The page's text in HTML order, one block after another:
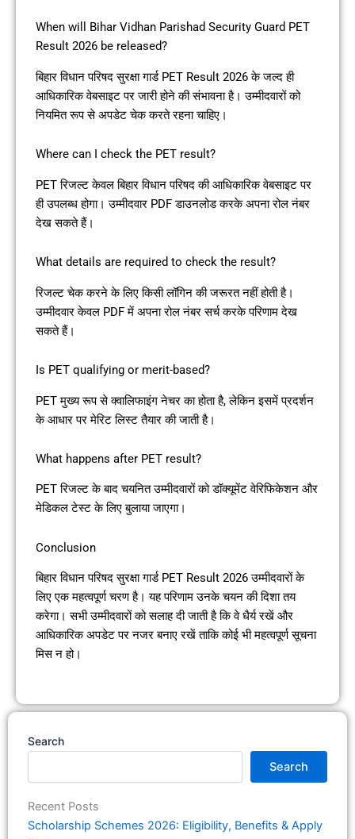
When will Bihar Vidhan Parishad Security Guard PET
Result 2026 be released?
बिहार विधान परिषद सुरक्षा गार्ड PET Result 2026 के जल्द ही
आधिकारिक वेबसाइट पर जारी होने की संभावना है। उम्मीदवारों को
नियमित रूप से अपडेट चेक करते रहना चाहिए।
Where can I check the PET result?
PET रिजल्ट केवल बिहार विधान परिषद की आधिकारिक वेबसाइट पर
ही उपलब्ध होगा। उम्मीदवार PDF डाउनलोड करके अपना रोल नंबर
देख सकते हैं।
What details are required to check the result?
रिजल्ट चेक करने के लिए किसी लॉगिन की जरूरत नहीं होती है।
उम्मीदवार केवल PDF में अपना रोल नंबर सर्च करके परिणाम देख
सकते हैं।
Is PET qualifying or merit-based?
PET मुख्य रूप से क्वालिफाइंग नेचर का होता है, लेकिन इसमें प्रदर्शन
के आधार पर मेरिट लिस्ट तैयार की जाती है।
What happens after PET result?
PET रिजल्ट के बाद चयनित उम्मीदवारों को डॉक्यूमेंट वेरिफिकेशन और
मेडिकल टेस्ट के लिए बुलाया जाएगा।
Conclusion
बिहार विधान परिषद सुरक्षा गार्ड PET Result 2026 उम्मीदवारों के
लिए एक महत्वपूर्ण चरण है। यह परिणाम उनके चयन की दिशा तय
करेगा। सभी उम्मीदवारों को सलाह दी जाती है कि वे धैर्य रखें और
आधिकारिक अपडेट पर नजर बनाए रखें ताकि कोई भी महत्वपूर्ण सूचना
मिस न हो।
Search
Search
Recent Posts
Scholarship Schemes 2026: Eligibility, Benefits & Apply